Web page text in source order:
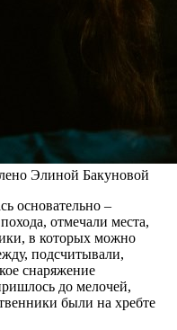
Элиной Бакуновой
основательно –
отмечали места,
в которых можно
подсчитывали,
снаряжение
до мелочей,
были на хребте